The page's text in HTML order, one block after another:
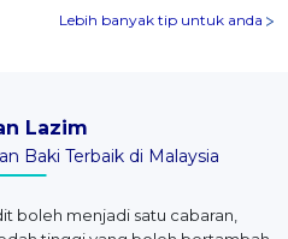
Lebih banyak tip untuk anda
Lazim
Baki Terbaik di Malaysia
boleh menjadi satu cabaran,